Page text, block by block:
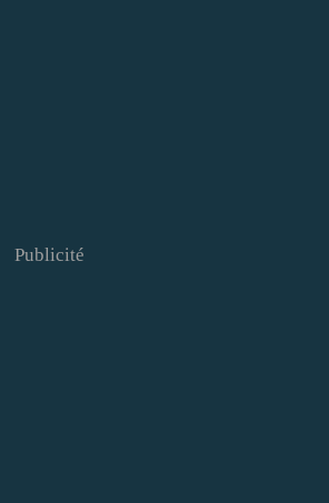
Publicité